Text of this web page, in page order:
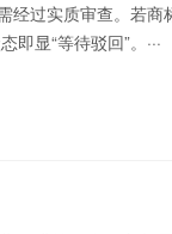
过实质审查。若商
显“等待驳回”。···